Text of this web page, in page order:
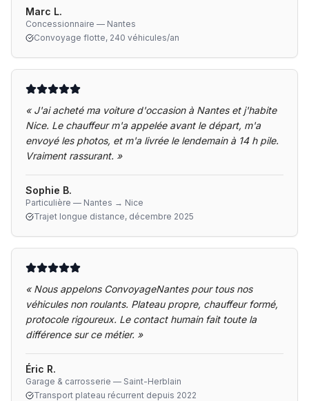
Marc L.
Concessionnaire — Nantes
Convoyage flotte, 240 véhicules/an
« J'ai acheté ma voiture d'occasion à Nantes et j'habite
Nice. Le chauffeur m'a appelée avant le départ, m'a
envoyé les photos, et m'a livrée le lendemain à 14 h pile.
Vraiment rassurant. »
Sophie B.
Particulière — Nantes → Nice
Trajet longue distance, décembre 2025
« Nous appelons ConvoyageNantes pour tous nos
véhicules non roulants. Plateau propre, chauffeur formé,
protocole rigoureux. Le contact humain fait toute la
différence sur ce métier. »
Éric R.
Garage & carrosserie — Saint-Herblain
Transport plateau récurrent depuis 2022